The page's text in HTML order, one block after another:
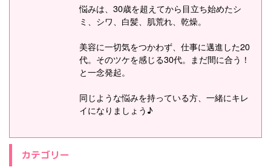
悩みは、30歳を超えてから目立ち始めたシ
ミ、シワ、白髪、肌荒れ、乾燥。
美容に一切気をつかわず、仕事に邁進した20
代。そのツケを感じる30代。まだ間に合う！
と一念発起。
同じような悩みを持っている方、一緒にキレ
イになりましょう♪
カテゴリー